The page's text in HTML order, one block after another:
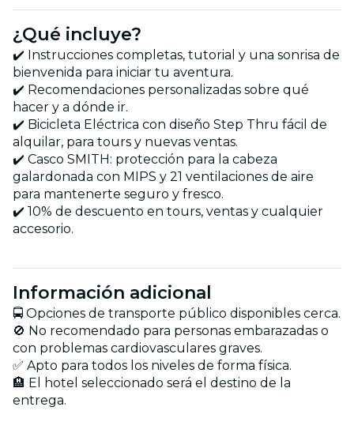
¿Qué incluye?
✔️ Instrucciones completas, tutorial y una sonrisa de
bienvenida para iniciar tu aventura.
✔️ Recomendaciones personalizadas sobre qué
hacer y a dónde ir.
✔️ Bicicleta Eléctrica con diseño Step Thru fácil de
alquilar, para tours y nuevas ventas.
✔️ Casco SMITH: protección para la cabeza
galardonada con MIPS y 21 ventilaciones de aire
para mantenerte seguro y fresco.
✔️ 10% de descuento en tours, ventas y cualquier
accesorio.
Información adicional
🚍 Opciones de transporte público disponibles cerca.
🚫 No recomendado para personas embarazadas o
con problemas cardiovasculares graves.
✅ Apto para todos los niveles de forma física.
🏨 El hotel seleccionado será el destino de la
entrega.